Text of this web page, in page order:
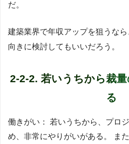
だ。
建築業界で年収アップを狙うな
向きに検討してもいいだろう。
2-2-2. 若いうちから裁
る
働きがい： 若いうちから、プロ
め、非常にやりがいがある。 ま